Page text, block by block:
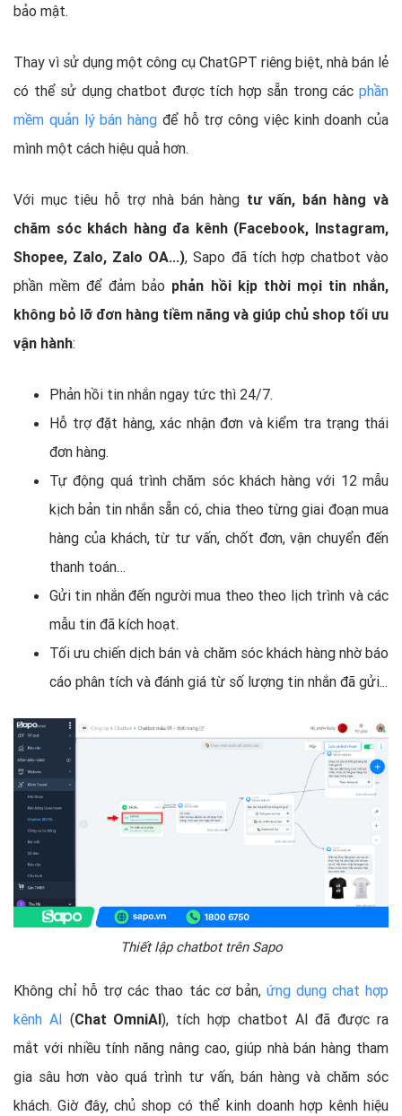
bảo mật.
Thay vì sử dụng một công cụ ChatGPT riêng biệt, nhà bán lẻ
có thể sử dụng chatbot được tích hợp sẵn trong các phần
mềm quản lý bán hàng để hỗ trợ công việc kinh doanh của
mình một cách hiệu quả hơn.
Với mục tiêu hỗ trợ nhà bán hàng tư vấn, bán hàng và
chăm sóc khách hàng đa kênh (Facebook, Instagram,
Shopee, Zalo, Zalo OA...), Sapo đã tích hợp chatbot vào
phần mềm để đảm bảo phản hồi kịp thời mọi tin nhắn,
không bỏ lỡ đơn hàng tiềm năng và giúp chủ shop tối ưu
vận hành:
Phản hồi tin nhắn ngay tức thì 24/7.
Hỗ trợ đặt hàng, xác nhận đơn và kiểm tra trạng thái
đơn hàng.
Tự động quá trình chăm sóc khách hàng với 12 mẫu
kịch bản tin nhắn sẵn có, chia theo từng giai đoạn mua
hàng của khách, từ tư vấn, chốt đơn, vận chuyển đến
thanh toán…
Gửi tin nhắn đến người mua theo theo lịch trình và các
mẫu tin đã kích hoạt.
Tối ưu chiến dịch bán và chăm sóc khách hàng nhờ báo
cáo phân tích và đánh giá từ số lượng tin nhắn đã gửi...
Thiết lập chatbot trên Sapo
Không chỉ hỗ trợ các thao tác cơ bản, ứng dụng chat hợp
kênh AI (Chat OmniAI), tích hợp chatbot AI đã được ra
mắt với nhiều tính năng nâng cao, giúp nhà bán hàng tham
gia sâu hơn vào quá trình tư vấn, bán hàng và chăm sóc
khách. Giờ đây, chủ shop có thể kinh doanh hợp kênh hiệu